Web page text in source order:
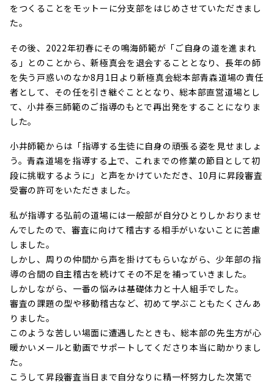
をつくることをモットーに分支部をはじめさせていただきまし
た。
その後、2022年初春にその鳴海師範が「ご自身の道を進まれ
る」とのことから、新極真会を退会することとなり、長年の師
を失う戸惑いのなか8月1日より新極真会総本部青森道場の責任
者として、その任を引き継ぐこととなり、総本部直営道場とし
て、小井泰三師範のご指導のもとで再出発をすることになりま
した。
小井師範からは「指導する生徒に自身の頑張る姿を見せましょ
う。青森道場を指導する上で、これまでの修業の節目として初
段に挑戦するように」と声をかけていただき、10月に昇段審査
受審の許可をいただきました。
私が指導する弘前の道場には一般部が自分ひとりしかおりませ
んでしたので、審査に向けて稽古する相手がいないことに苦慮
しました。
しかし、周りの仲間から声を掛けてもらいながら、少年部の指
導の合間の自主稽古を続けてその不足を補っていきました。
しかしながら、一番の悩みは基礎体力と十人組手でした。
審査の課題の型や移動稽古など、初めて学ぶこともたくさんあ
りました。
このような苦しい場面に遭遇したときも、総本部の先生方が心
暖かいメールと動画でサポートしてくださり本当に助かりまし
た。
こうして昇段審査当日まで自分なりに精一杯努力した次第で